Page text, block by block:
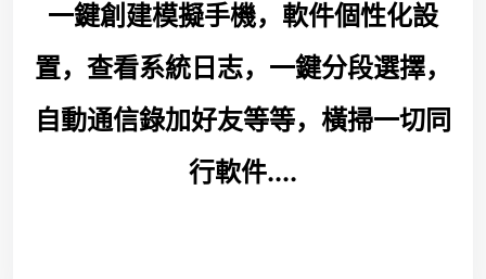
一鍵創建模擬手機，軟件個性化設
置，查看系統日志，一鍵分段選擇，
自動通信錄加好友等等，橫掃一切同
行軟件....